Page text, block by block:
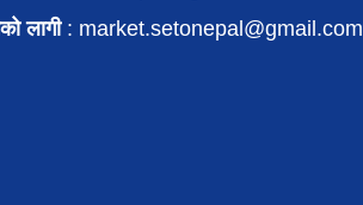
लागी : market.setonepal@gmail.com